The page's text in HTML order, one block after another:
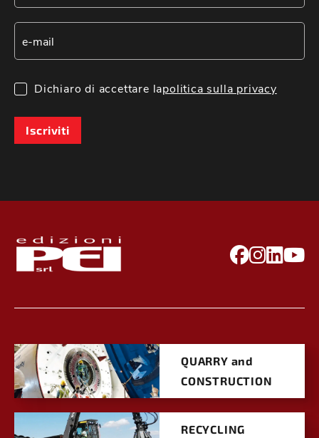
Dichiaro di accettare lapolitica sulla privacy
Iscriviti
QUARRY and
CONSTRUCTION
RECYCLING